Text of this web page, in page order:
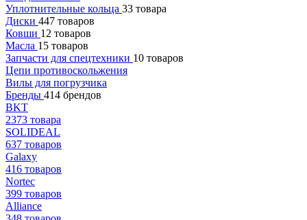
Уплотнительные кольца 33 товара
Диски 447 товаров
Ковши 12 товаров
Масла 15 товаров
Запчасти для спецтехники 10 товаров
Цепи противоскольжения
Вилы для погрузчика
Бренды 414 брендов
BKT
2373 товара
SOLIDEAL
637 товаров
Galaxy
416 товаров
Nortec
399 товаров
Alliance